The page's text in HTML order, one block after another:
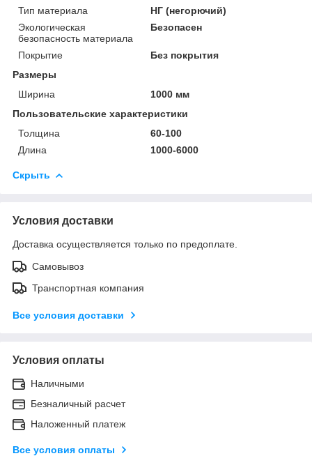
Тип материала
НГ (негорючий)
Экологическая
безопасность материала
Безопасен
Покрытие
Без покрытия
Размеры
Ширина
1000 мм
Пользовательские характеристики
Толщина
60-100
Длина
1000-6000
Скрыть
Условия доставки
Доставка осуществляется только по предоплате.
Самовывоз
Транспортная компания
Все условия доставки
Условия оплаты
Наличными
Безналичный расчет
Наложенный платеж
Все условия оплаты